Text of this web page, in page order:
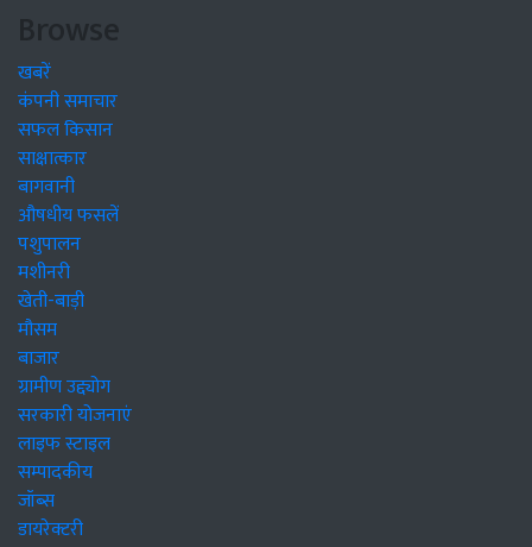
Browse
खबरें
कंपनी समाचार
सफल किसान
साक्षात्कार
बागवानी
औषधीय फसलें
पशुपालन
मशीनरी
खेती-बाड़ी
मौसम
बाजार
ग्रामीण उद्द्योग
सरकारी योजनाएं
लाइफ स्टाइल
सम्पादकीय
जॉब्स
डायरेक्टरी